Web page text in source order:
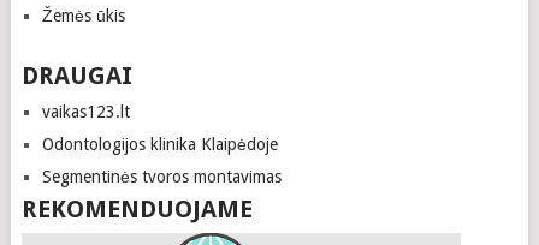
Žemės ūkis
DRAUGAI
vaikas123.lt
Odontologijos klinika Klaipėdoje
Segmentinės tvoros montavimas
REKOMENDUOJAME